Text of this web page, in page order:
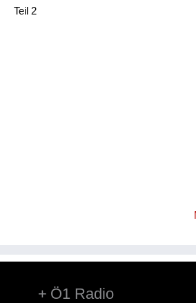
Teil 2
Ö1 Radio